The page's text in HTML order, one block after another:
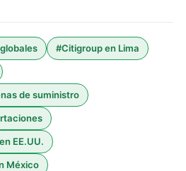
#Citigroup en Lima
de suministro
EE.UU.
México